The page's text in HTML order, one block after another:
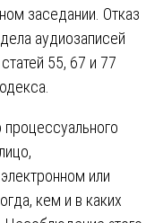
заседании. Отказ
аудиозаписей
55, 67 и 77
или
кем и в каких